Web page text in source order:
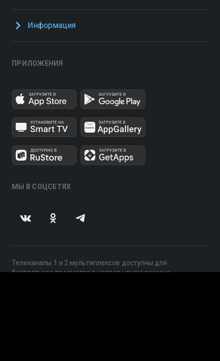
Информация
ПРИЛОЖЕНИЯ
МЫ В СОЦСЕТЯХ
Телеканалы 1 и 2 мультиплексов доступны для
бесплатного просмотра в непрерывном режиме,